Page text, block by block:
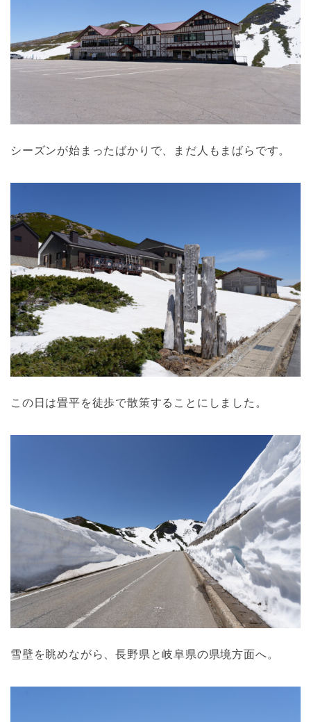
シーズンが始まったばかりで、まだ人もまばらです。
この日は畳平を徒歩で散策することにしました。
雪壁を眺めながら、長野県と岐阜県の県境方面へ。